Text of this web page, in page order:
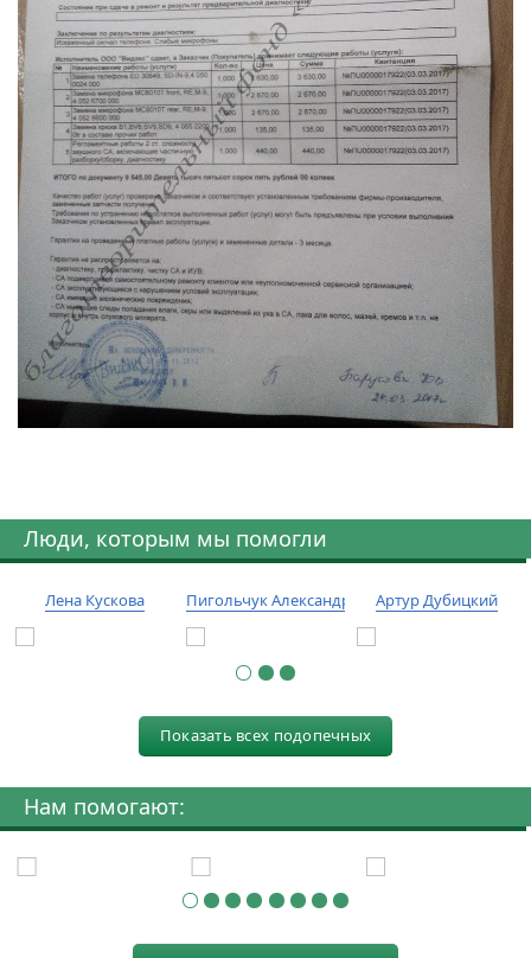
Люди, которым мы помогли
Лена Кускова Пигольчук Александр Артур Дубицкий
Показать всех подопечных
Нам помогают: